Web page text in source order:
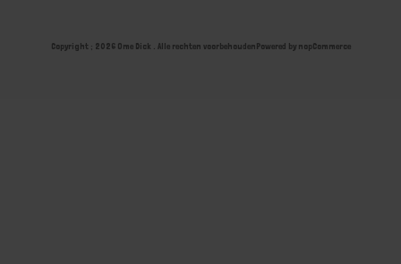
Copyright ; 2026 Ome Dick . Alle rechten voorbehoudenPowered by nopCommerce